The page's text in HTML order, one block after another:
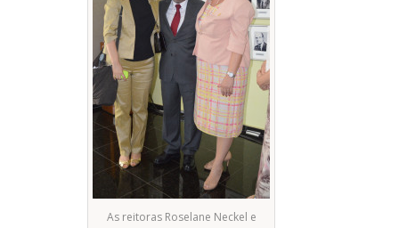
As reitoras Roselane Neckel e